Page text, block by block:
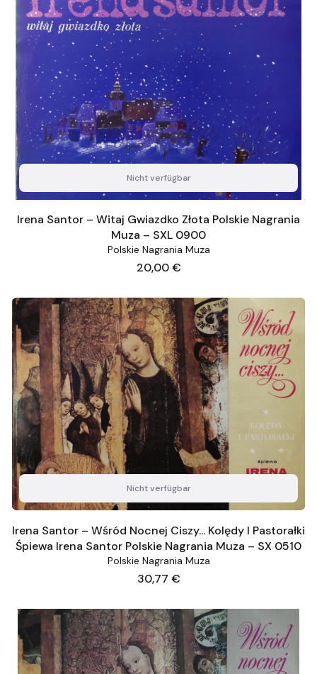
Nicht verfügbar
Irena Santor – Witaj Gwiazdko Złota Polskie Nagrania
Muza – SXL 0900
Polskie Nagrania Muza
Preis
20,00 €
Nicht verfügbar
Irena Santor – Wśród Nocnej Ciszy... Kolędy I Pastorałki
Śpiewa Irena Santor Polskie Nagrania Muza – SX 0510
Polskie Nagrania Muza
Preis
30,77 €